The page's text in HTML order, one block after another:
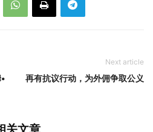
Next article
再有抗议行动，为外佣争取公义
关文章